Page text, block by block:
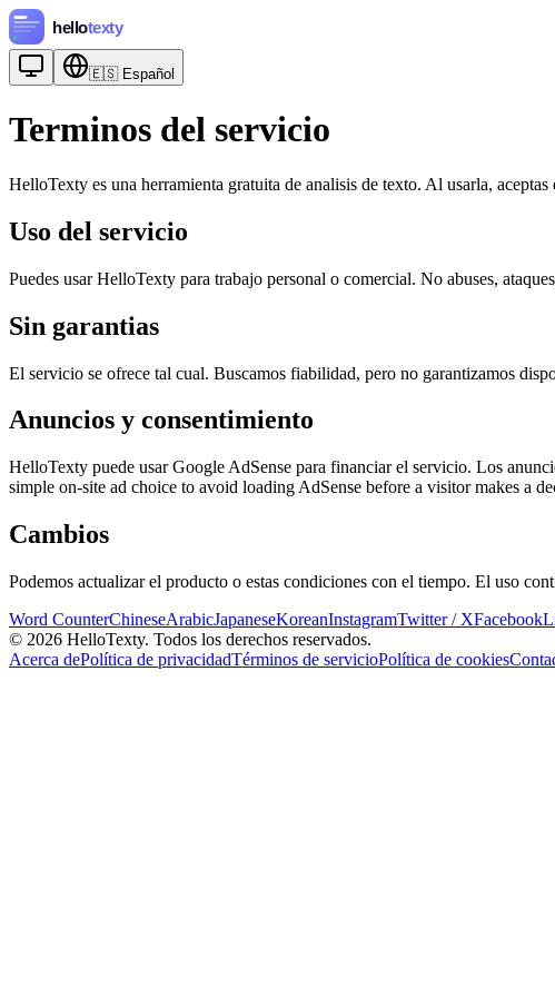
🇪🇸 Español
Terminos del servicio
HelloTexty es una herramienta gratuita de analisis de texto. Al usarla, aceptas
Uso del servicio
Puedes usar HelloTexty para trabajo personal o comercial. No abuses,
Sin garantias
El servicio se ofrece tal cual. Buscamos fiabilidad, pero no garantizamos
Anuncios y consentimiento
HelloTexty puede usar Google AdSense para financiar el servicio. Los
simple on-site ad choice to avoid loading AdSense before a visitor makes a
Cambios
Podemos actualizar el producto o estas condiciones con el tiempo. El uso
Word CounterChineseArabicJapaneseKoreanInstagramTwitter / XFacebook
© 2026 HelloTexty. Todos los derechos reservados.
Acerca dePolítica de privacidadTérminos de servicioPolítica de cookies